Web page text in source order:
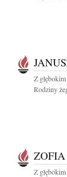
Z
Rodziny
Z